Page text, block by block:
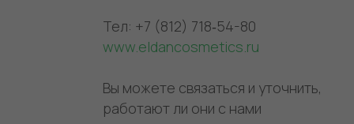
Тел: +7 (812) 718‑54-80
www.eldancosmetics.ru
Вы можете связаться и уточнить,
работают ли они с нами